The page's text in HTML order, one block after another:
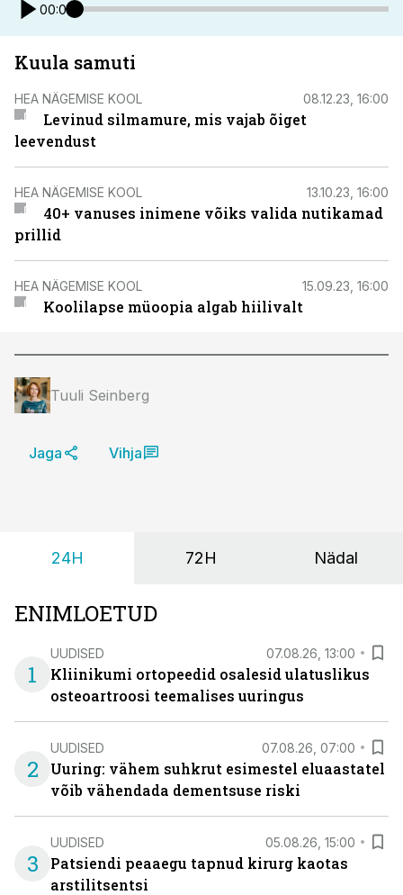
00:00
Kuula samuti
HEA NÄGEMISE KOOL 08.12.23, 16:00
Levinud silmamure, mis vajab õiget
leevendust
HEA NÄGEMISE KOOL 13.10.23, 16:00
40+ vanuses inimene võiks valida nutikamad
prillid
HEA NÄGEMISE KOOL 15.09.23, 16:00
Koolilapse müoopia algab hiilivalt
Tuuli Seinberg
Jaga Vihja
24H 72H Nädal
ENIMLOETUD
1
UUDISED 07.08.26, 13:00
Kliinikumi ortopeedid osalesid ulatuslikus
osteoartroosi teemalises uuringus
2
UUDISED 07.08.26, 07:00
Uuring: vähem suhkrut esimestel eluaastatel
võib vähendada dementsuse riski
3
UUDISED 05.08.26, 15:00
Patsiendi peaaegu tapnud kirurg kaotas
arstilitsentsi